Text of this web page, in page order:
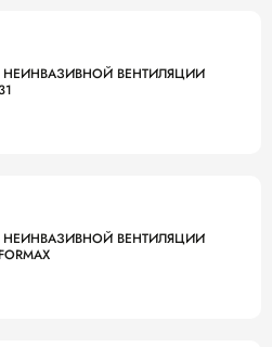
ВЕНТИЛЯЦИИ
ВЕНТИЛЯЦИИ